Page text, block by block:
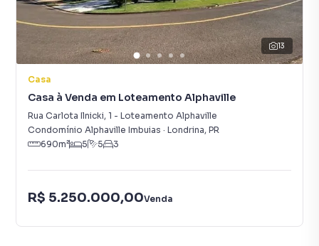
13
Casa
Casa à Venda em Loteamento Alphaville
Rua Carlota Ilnicki, 1 - Loteamento Alphaville
Condomínio Alphaville Imbuias · Londrina, PR
690m² 5 5 3
R$ 5.250.000,00Venda